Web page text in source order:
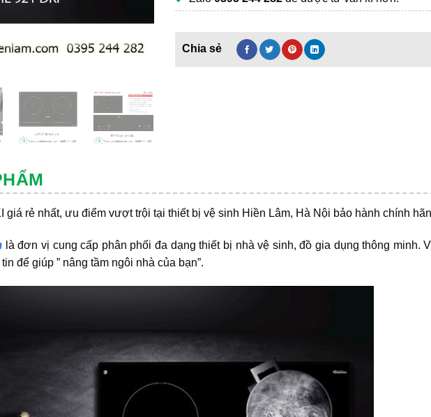
giá rẻ nhất, ưu điểm vượt trội tại thiết bị vệ sinh Hiền Lâm, Hà Nội bảo hành chính
là đơn vị cung cấp phân phối đa dạng thiết bị nhà vệ sinh, đồ gia dụng thông minh.
để giúp ” nâng tầm ngôi nhà của bạn”.